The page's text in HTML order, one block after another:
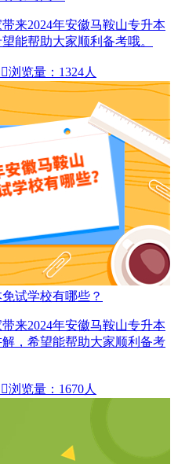
来2024年安徽马鞍山专升本
能帮助大家顺利备考哦。
浏览量：1324人
试学校有哪些？
来2024年安徽马鞍山专升本
，希望能帮助大家顺利备考
浏览量：1670人